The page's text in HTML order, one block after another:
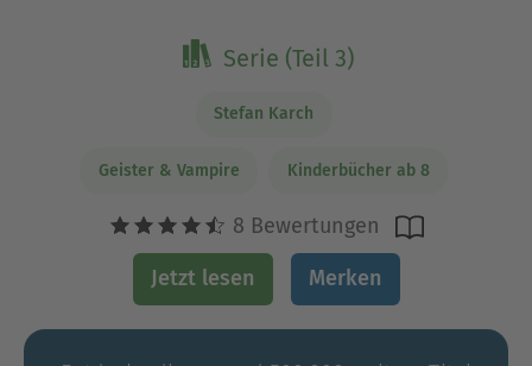
Serie (Teil 3)
Stefan Karch
Geister & Vampire Kinderbücher ab 8
8 Bewertungen
Jetzt lesen Merken